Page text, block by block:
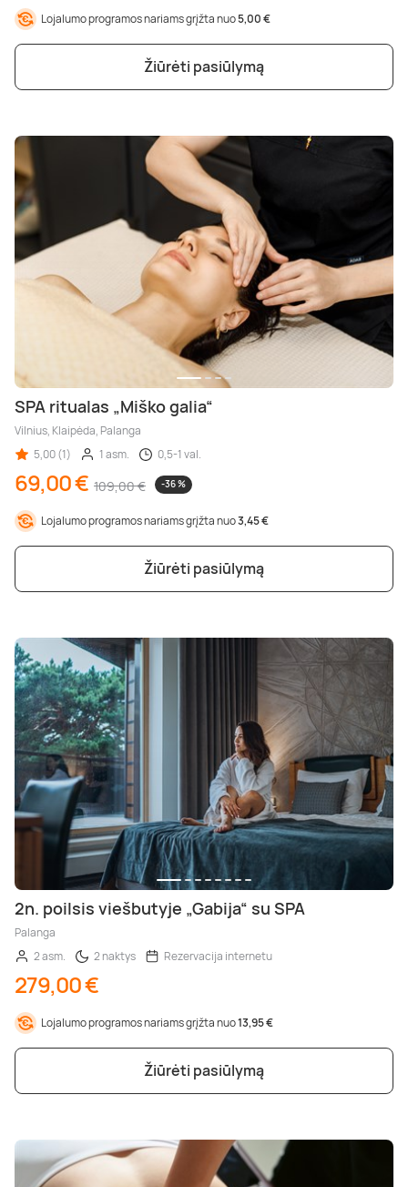
Lojalumo programos nariams grįžta nuo5,00 €
Žiūrėti pasiūlymą
SPA ritualas „Miško galia“
Vilnius, Klaipėda, Palanga
5,00 (1)
1 asm. 0,5-1 val.
69,00 € 109,00 € -36 %
Lojalumo programos nariams grįžta nuo3,45 €
Žiūrėti pasiūlymą
2n. poilsis viešbutyje „Gabija“ su SPA
Palanga
2 asm.
2 naktys Rezervacija internetu
279,00 €
Lojalumo programos nariams grįžta nuo13,95 €
Žiūrėti pasiūlymą